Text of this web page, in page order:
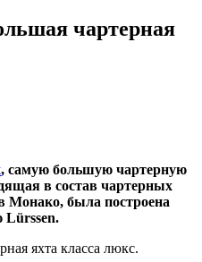
чартерная
, самую большую чартерную
в состав чартерных
Монако, была построена
Lürssen.
яхта класса люкс.